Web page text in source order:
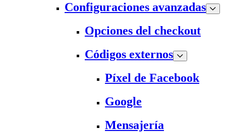
Configuraciones avanzadas
Opciones del checkout
Códigos externos
Píxel de Facebook
Google
Mensajería